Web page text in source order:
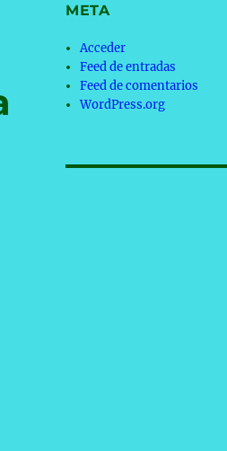
puede ser muy útil»
META
Acceder
Feed de entradas
Feed de comentarios
WordPress.org